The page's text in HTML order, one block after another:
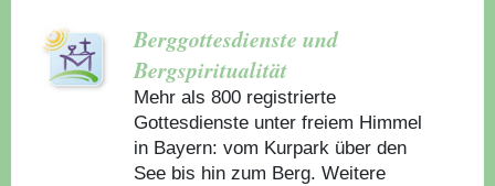
Berggottesdienste und
Bergspiritualität
Mehr als 800 registrierte
Gottesdienste unter freiem Himmel
in Bayern: vom Kurpark über den
See bis hin zum Berg. Weitere